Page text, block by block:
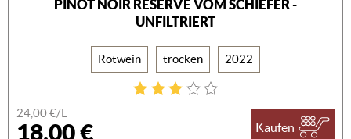
PINOT NOIR RÉSERVE VOM SCHIEFER -
UNFILTRIERT
Rotwein trocken 2022
24,00 €/L
18,00 € Kaufen